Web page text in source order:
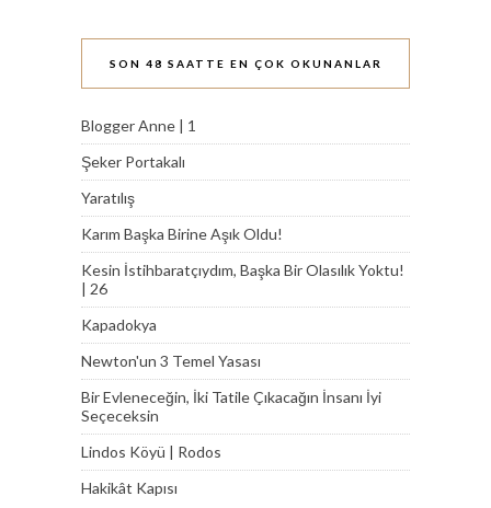
SON 48 SAATTE EN ÇOK OKUNANLAR
Blogger Anne | 1
Şeker Portakalı
Yaratılış
Karım Başka Birine Aşık Oldu!
Kesin İstihbaratçıydım, Başka Bir Olasılık Yoktu!
| 26
Kapadokya
Newton'un 3 Temel Yasası
Bir Evleneceğin, İki Tatile Çıkacağın İnsanı İyi
Seçeceksin
Lindos Köyü | Rodos
Hakikât Kapısı